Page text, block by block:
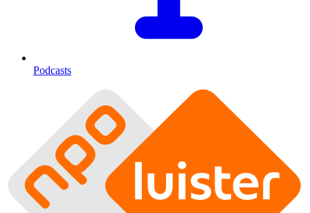
Podcasts